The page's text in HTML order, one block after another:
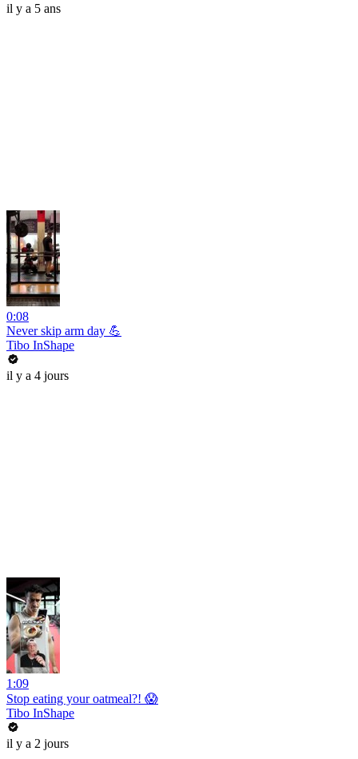
il y a 5 ans
0:08
Never skip arm day 💪
Tibo InShape
il y a 4 jours
1:09
Stop eating your oatmeal?! 😱
Tibo InShape
il y a 2 jours